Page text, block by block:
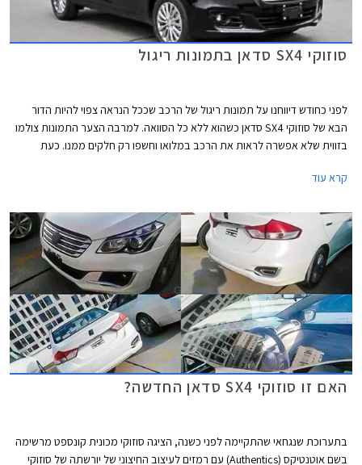
סוזוקי SX4 סדאן בתמונות ריגול
לפני כחודש דיווחנו על תמונות ריגול של הרכב שככל הנראה צפוי להיות הדור
הבא של סוזוקי SX4 סדאן כשהוא ללא כל הסוואה. למרבה הצער התמונות צולמו
בזווית שלא אפשרה לראות את הרכב במלואו וחשפו רק חלקים ממנו. כעת
קרא עוד
האם זו סוזוקי SX4 סדאן החדשה?
בתערוכת שנגחאי שהתקיימה לפני כשנה, הציגה סוזוקי מכונית קונספט מרשימה
בשם אוטנטיקס (Authentics) עם רמזים לעיצוב החיצוני של יורשתה של סוזוקי